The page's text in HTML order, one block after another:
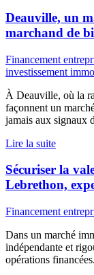
Deauville, un
marchand de
Financement
investissement
À Deauville, où la
façonnent un
jamais aux signaux
Lire la suite
Sécuriser la
Lebrethon,
Financement
Dans un marché
indépendante et
opérations